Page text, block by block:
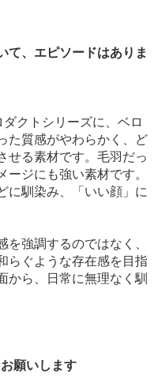
て、エピソードはありま
クトシリーズに、ベロ
た質感がやわらかく、ど
せる素材です。毛羽だっ
ジにも強い素材です。
に馴染み、「いい顔」に
強調するのではなく、
らぐような存在感を目指
から、日常に無理なく馴
願いします